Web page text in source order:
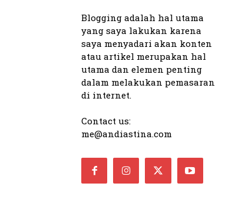
Blogging adalah hal utama
yang saya lakukan karena
saya menyadari akan konten
atau artikel merupakan hal
utama dan elemen penting
dalam melakukan pemasaran
di internet.
Contact us:
me@andiastina.com